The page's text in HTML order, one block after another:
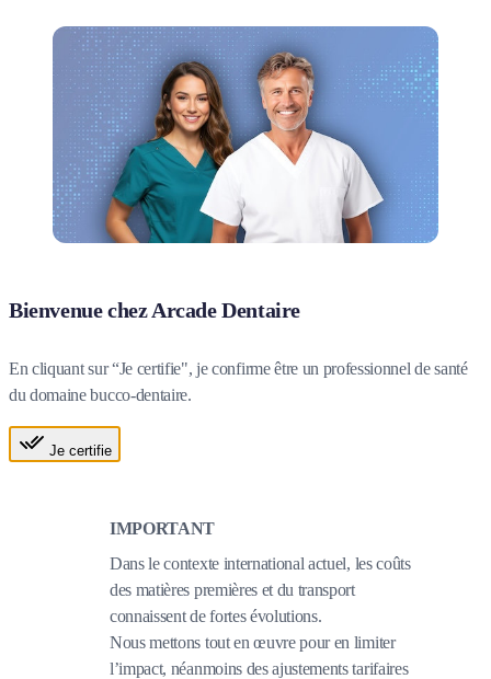
Bienvenue chez Arcade Dentaire
En cliquant sur “Je certifie", je confirme être un professionnel de santé
du domaine bucco-dentaire.
Je certifie
IMPORTANT
Dans le contexte international actuel, les coûts
des matières premières et du transport
connaissent de fortes évolutions.
Nous mettons tout en œuvre pour en limiter
l’impact, néanmoins des ajustements tarifaires